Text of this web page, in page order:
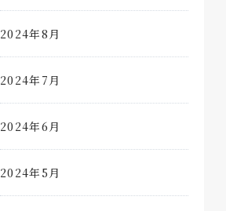
2024年8月
2024年7月
2024年6月
2024年5月